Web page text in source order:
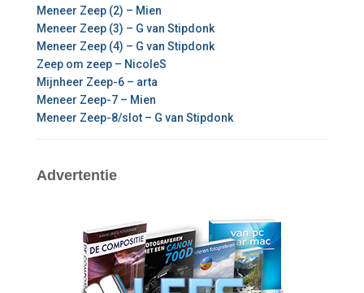
Meneer Zeep (2) – Mien
Meneer Zeep (3) – G van Stipdonk
Meneer Zeep (4) – G van Stipdonk
Zeep om zeep – NicoleS
Mijnheer Zeep-6 – arta
Meneer Zeep-7 – Mien
Meneer Zeep-8/slot – G van Stipdonk
Advertentie